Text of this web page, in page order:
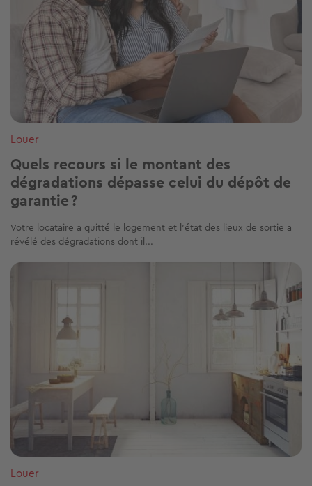
Louer
Quels recours si le montant des
dégradations dépasse celui du dépôt de
garantie ?
Votre locataire a quitté le logement et l'état des lieux de sortie a
révélé des dégradations dont il...
Image
Louer